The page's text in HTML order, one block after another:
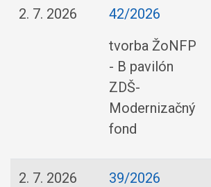
2. 7. 2026
42/2026
tvorba ŽoNFP
- B pavilón
ZDŠ-
Modernizačný
fond
2. 7. 2026
39/2026